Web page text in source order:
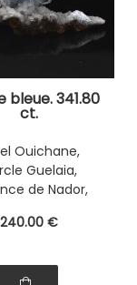
bleue. 341.80
ct.
Ouichane,
Guelaia,
de Nador,
Maroc
240.00 €